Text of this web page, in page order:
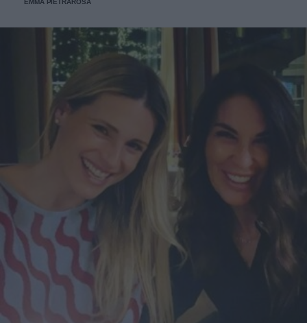
EMMA PIETRAROSA